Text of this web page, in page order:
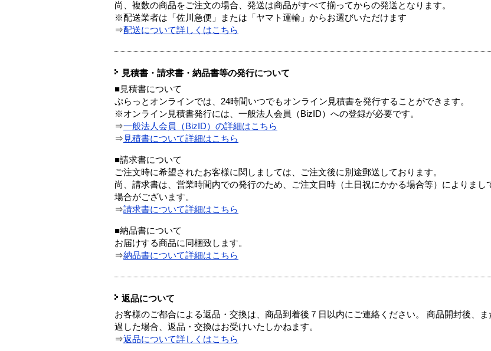
尚、複数の商品をご注文の場合、発送は商品がすべて揃ってからの発送となります。
※配送業者は「佐川急便」または「ヤマト運輸」からお選びいただけます
⇒配送について詳しくはこちら
見積書・請求書・納品書等の発行について
■見積書について
ぷらっとオンラインでは、24時間いつでもオンライン見積書を発行することができます。
※オンライン見積書発行には、一般法人会員（BizID）への登録が必要です。
⇒一般法人会員（BizID）の詳細はこちら
⇒ 見積書について詳細はこちら
■請求書について
ご注文時に希望されたお客様に関しましては、ご注文後に別途郵送しております。
尚、請求書は、営業時間内での発行のため、ご注文日時（土日祝にかかる場合等）によりまし
場合がございます。
⇒請求書について詳細はこちら
■納品書について
お届けする商品に同梱致します。
⇒納品書について詳細はこちら
返品について
お客様のご都合による返品・交換は、商品到着後７日以内にご連絡ください。 商品開封後、
過した場合、返品・交換はお受けいたしかねます。
⇒返品について詳しくはこちら